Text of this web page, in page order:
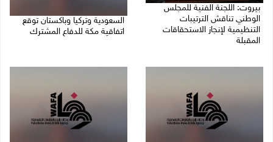
بيروت: اللجنة الفنية للمجلس
الوطني تناقش الترتيبات
التنظيمية لإنجاز الاستحقاقات
المقبلة
السعودية وتركيا وباكستان توقع
اتفاقية مكة للدفاع المشترك